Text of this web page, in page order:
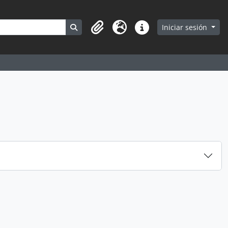
Search in browse page
Portapapeles
Idioma Enlaces rápidos
Iniciar sesión